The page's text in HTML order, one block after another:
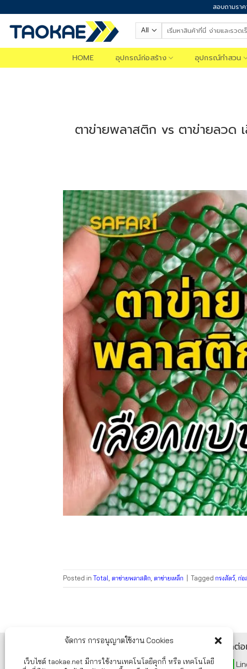
จัดการ การอนุญาตใช้งาน Cookies
เว็บไซต์ taokae.net มีการใช้งานเทคโนโลยีคุกกี้ หรือ เทคโนโลยี
content
สอบถามรา
Search
for:
HOME อุปกรณ์ก่อสร้าง อุปกรณ์ทำสวน
ตาข่ายพลาสติก vs ตาข่ายลวด
Posted in Total ตาข่ายพลาสติก ตาข่ายเหล็ก Tagged กรงสัตว์, ก่อ
ศูนย์บริการลูกค้า TAOKAE.NET
ศูนย์รวมอุปกรณ์ก่อสร้าง อุปกรณ์ทำสวน
ติดต่